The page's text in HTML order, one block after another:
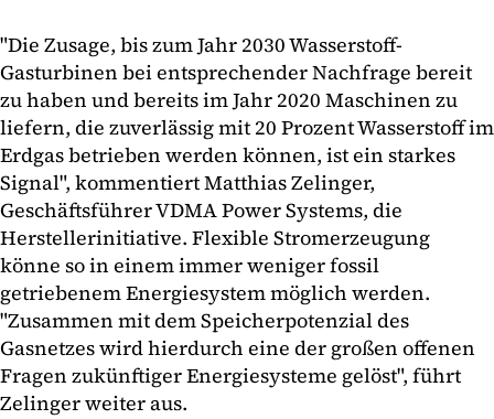
"Die Zusage, bis zum Jahr 2030 Wasserstoff-
Gasturbinen bei entsprechender Nachfrage bereit
zu haben und bereits im Jahr 2020 Maschinen zu
liefern, die zuverlässig mit 20 Prozent Wasserstoff im
Erdgas betrieben werden können, ist ein starkes
Signal", kommentiert Matthias Zelinger,
Geschäftsführer VDMA Power Systems, die
Herstellerinitiative. Flexible Stromerzeugung
könne so in einem immer weniger fossil
getriebenem Energiesystem möglich werden.
"Zusammen mit dem Speicherpotenzial des
Gasnetzes wird hierdurch eine der großen offenen
Fragen zukünftiger Energiesysteme gelöst", führt
Zelinger weiter aus.